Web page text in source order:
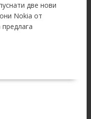
две нови
Nokia от
предлага